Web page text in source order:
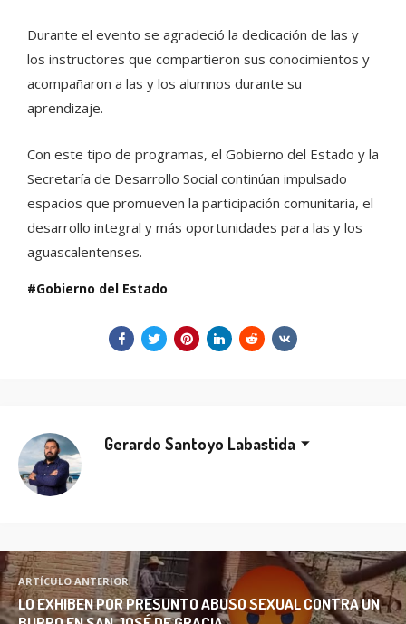
Durante el evento se agradeció la dedicación de las y
los instructores que compartieron sus conocimientos y
acompañaron a las y los alumnos durante su
aprendizaje.
Con este tipo de programas, el Gobierno del Estado y la
Secretaría de Desarrollo Social continúan impulsado
espacios que promueven la participación comunitaria, el
desarrollo integral y más oportunidades para las y los
aguascalentenses.
Gobierno del Estado
Gerardo Santoyo Labastida
ARTÍCULO ANTERIOR
LO EXHIBEN POR PRESUNTO ABUSO SEXUAL CONTRA UN